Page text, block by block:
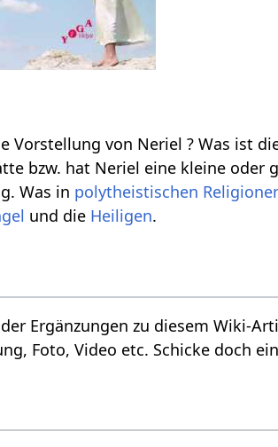
Vorstellung von Neriel ? Was ist
bzw. hat Neriel eine kleine oder
Was in polytheistischen
und die Heiligen.
Ergänzungen zu diesem Wiki-
Foto, Video etc. Schicke doch